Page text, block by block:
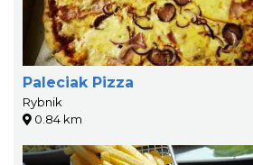
Paleciak Pizza
Rybnik
0.84 km